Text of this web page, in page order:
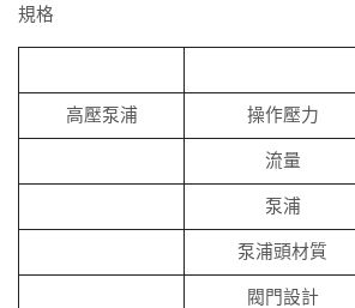
規格
高壓泵浦 操作壓力
流量
泵浦
泵浦頭材質
閥門設計